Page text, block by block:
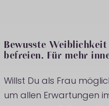
Bewusste Weiblichkeit
befreien. Für mehr
Willst Du als Frau
um allen Erwartungen